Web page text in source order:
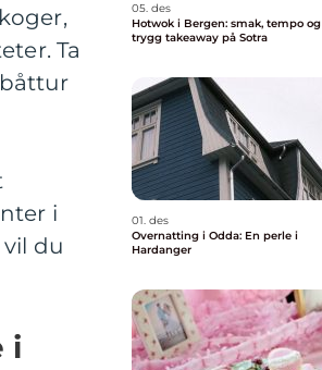
Ta
i
du
i
05. des
Hotwok i Bergen: smak, tempo og
trygg takeaway på Sotra
01. des
Overnatting i Odda: En perle i
Hardanger